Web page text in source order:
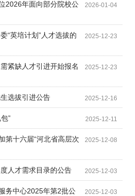
2026-01-04
2026年面向部分院校公
2025-12-23
“英培计划”人才选拔的
2025-12-23
紧缺人才引进开始报名
2025-12-16
选拔引进公告
2025-12-11
”
2025-12-08
第十六届“河北省高层次
2025-12-03
人才需求目录的公告
2025-12-03
务中心2025年第2批公